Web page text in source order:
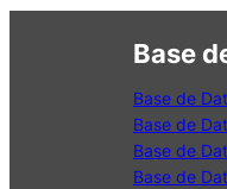
Base
Base de
Base de
Base de
Base de